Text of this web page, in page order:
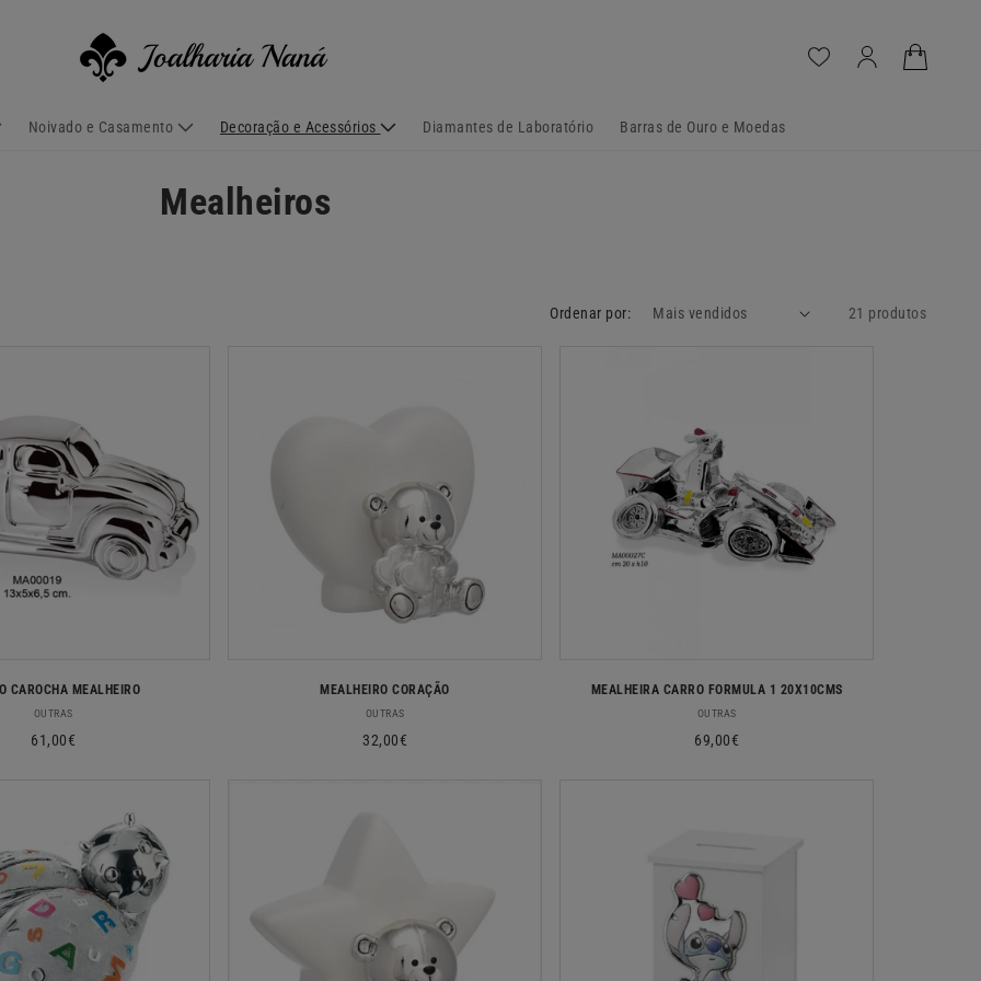
Noivado e Casamento Decoração e Acessórios Diamantes de Laboratório Barras de Ouro e Moedas
Iniciar
sessão
Carrinho
C
o
:
Mealheiros
Ordenar por: 21 produtos
CAROCHA MEALHEIRO
Fornecedor:
OUTRAS
Preço
61,00€
MEALHEIRO CORAÇÃO
Fornecedor:
OUTRAS
Preço
32,00€
MEALHEIRA CARRO FORMULA 1 20X10CMS
Fornecedor:
OUTRAS
Preço
69,00€